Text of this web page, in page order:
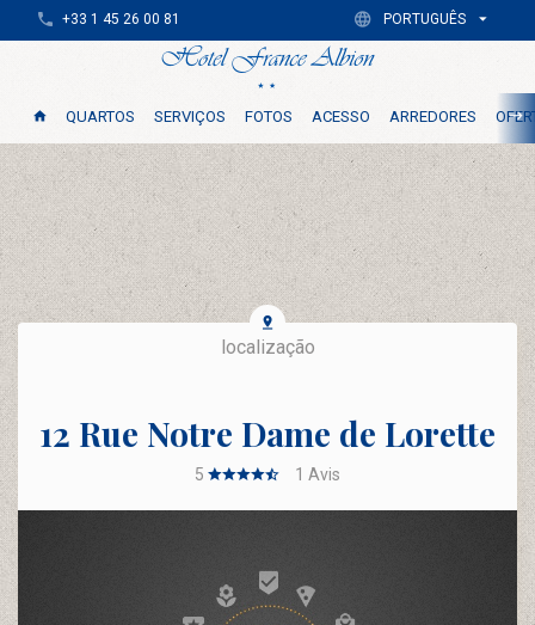
QUARTOS SERVIÇOS FOTOS ACESSO ARREDORES
+33 1 45 26 00 81 PORTUGUÊS
localização
12 Rue Notre Dame de Lorette
5 1 Avis